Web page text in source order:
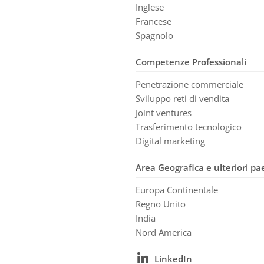
Inglese
Francese
Spagnolo
Competenze Professionali
Penetrazione commerciale
Sviluppo reti di vendita
Joint ventures
Trasferimento tecnologico
Digital marketing
Area Geografica e ulteriori
Europa Continentale
Regno Unito
India
Nord America
LinkedIn